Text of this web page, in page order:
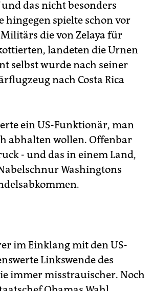
das nicht besonders
spielte schon vor
die von Zelaya für
landeten die Urnen
selbst wurde nach seiner
nach Costa Rica
ein US-Funktionär, man
abhalten wollen. Offenbar
- und das in einem Land,
Washingtons
im Einklang mit den US-
Linkswende des
immer misstrauischer. Noch